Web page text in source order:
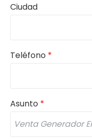
Ciudad
Teléfono *
Asunto *